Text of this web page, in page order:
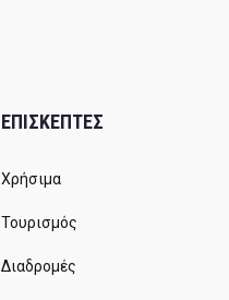
ΕΠΙΣΚΕΠΤΕΣ
Χρήσιμα
Τουρισμός
Διαδρομές